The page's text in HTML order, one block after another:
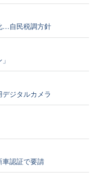
…自民税調方針
ジタルカメラ
車認証で要請